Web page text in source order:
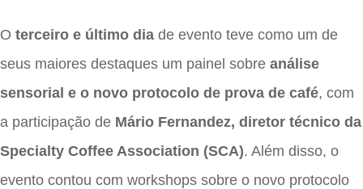
O terceiro e último dia de evento teve como um de
seus maiores destaques um painel sobre análise
sensorial e o novo protocolo de prova de café, com
a participação de Mário Fernandez, diretor técnico da
Specialty Coffee Association (SCA). Além disso, o
evento contou com workshops sobre o novo protocolo